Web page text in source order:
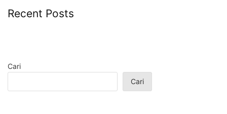
Recent Posts
Cari
Cari